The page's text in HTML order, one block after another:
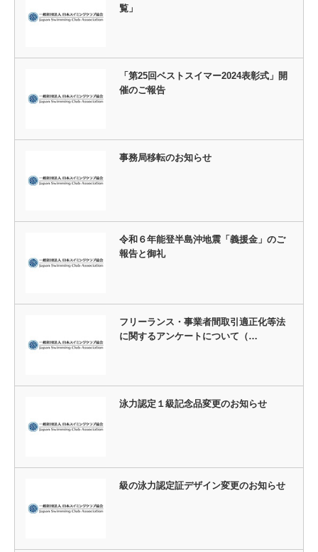
覧」
「第25回ベストスイマー2024表彰式」開
催のご報告
事務局移転のお知らせ
令和６年能登半島沖地震「義援金」のご
報告と御礼
フリーランス・事業者間取引適正化等法
に関するアンケートについて（…
泳力認定１級記念品変更のお知らせ
級の泳力認定証デザイン変更のお知らせ